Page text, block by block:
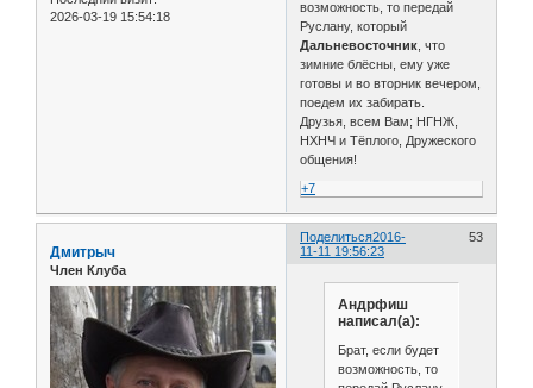
2026-03-19 15:54:18
возможность, то передай
Руслану, который
Дальневосточник , что
зимние блёсны, ему уже
готовы и во вторник вечером,
поедем их забирать.
Друзья, всем Вам; НГНЖ,
НХНЧ и Тёплого, Дружеского
общения!
+7
Поделиться 53
2016-
11-11 19:56:23
Дмитрыч
Член Клуба
Андрфиш
написал(а):
Брат, если будет
возможность, то